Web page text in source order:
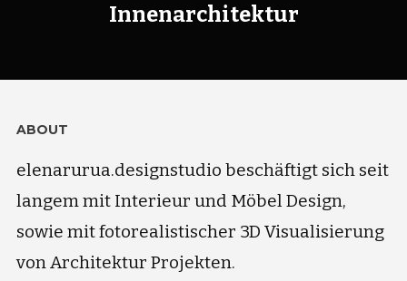
Innenarchitektur
ABOUT
elenarurua.designstudio beschäftigt sich seit
langem mit Interieur und Möbel Design,
sowie mit fotorealistischer 3D Visualisierung
von Architektur Projekten.